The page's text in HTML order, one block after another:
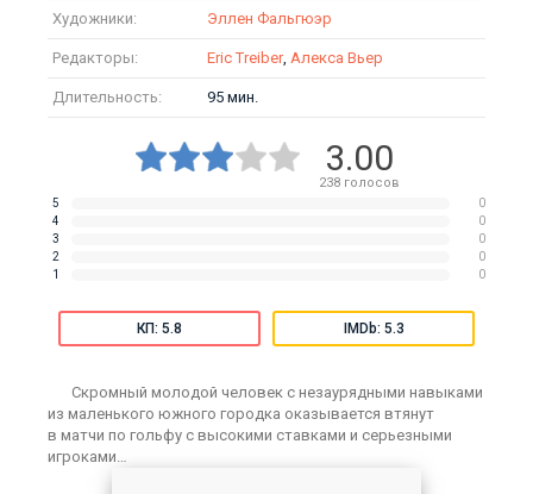
Художники: Эллен Фальгюэр
Редакторы: Eric Treiber, Алекса Вьер
Длительность: 95 мин.
3.00
238голосов
5
0
4
0
3
0
2
0
1
0
КП: 5.8 IMDb: 5.3
Скромный молодой человек с незаурядными навыками
из маленького южного городка оказывается втянут
в матчи по гольфу с высокими ставками и серьезными
игроками…